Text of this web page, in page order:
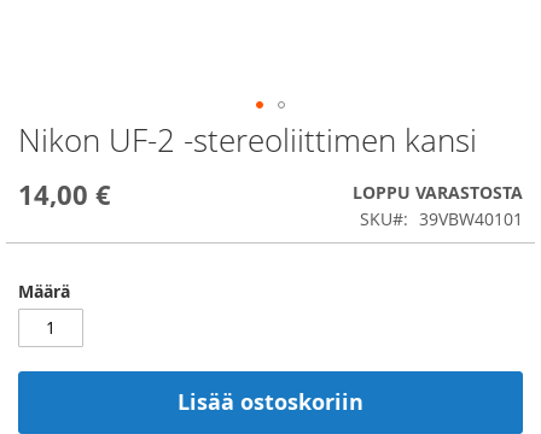
Nikon UF-2 -stereoliittimen kansi
14,00 €
LOPPU VARASTOSTA
SKU
39VBW40101
Määrä
Lisää ostoskoriin
Skip
to
beginning
the
gallery